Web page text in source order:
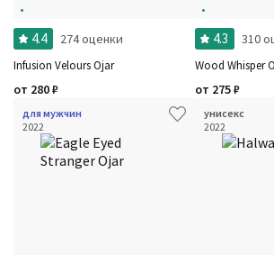
4.4 274 оценки
Infusion Velours Ojar
от 280₽
4.3 310
Wood Whisper
от 275₽
для мужчин
2022
унисекс
2022